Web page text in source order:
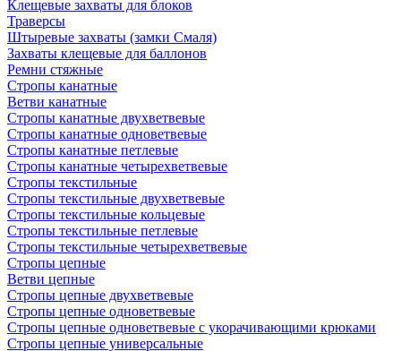
Клещевые захваты для блоков
Траверсы
Штыревые захваты (замки Смаля)
Захваты клещевые для баллонов
Ремни стяжные
Стропы канатные
Ветви канатные
Стропы канатные двухветвевые
Стропы канатные одноветвевые
Стропы канатные петлевые
Стропы канатные четырехветвевые
Стропы текстильные
Стропы текстильные двухветвевые
Стропы текстильные кольцевые
Стропы текстильные петлевые
Стропы текстильные четырехветвевые
Стропы цепные
Ветви цепные
Стропы цепные двухветвевые
Стропы цепные одноветвевые
Стропы цепные одноветвевые с укорачивающими крюками
Стропы цепные универсальные